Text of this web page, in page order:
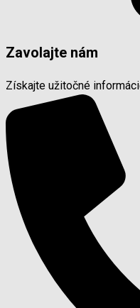
Zavolajte nám
Získajte užitočné